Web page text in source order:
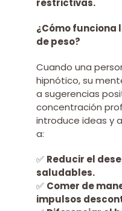
¿Cómo funciona
de peso?
Cuando una
hipnótico, su
a sugerencias
concentración
introduce ideas y
a:
✅ Reducir el
saludables.
✅ Comer de
impulsos